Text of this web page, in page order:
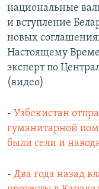
национальные
и вступление
новых
Настоящему
эксперт по
(видео)
- Узбекистан
гуманитарной
были сели и
- Два года назад